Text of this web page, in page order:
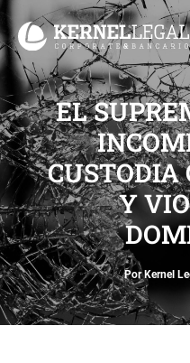
Ir
al
contenido
EL
CUSTODIA
Y
PorKernel